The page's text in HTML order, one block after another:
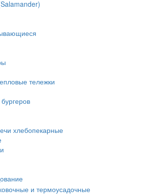
тележки
хлебопекарные
и термоусадочные